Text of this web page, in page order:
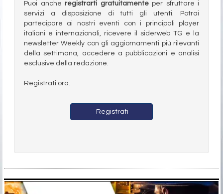
Puoi anche registrarti gratuitamenteper sfruttare i
servizi a disposizione di tutti gli utenti. Potrai
partecipare ai nostri eventi con i principali player
italiani e internazionali, ricevere il siderweb TG e la
newsletter Weekly con gli aggiornamenti più rilevanti
della settimana, accedere a pubblicazioni e analisi
esclusive della redazione.
Registrati ora.
Registrati